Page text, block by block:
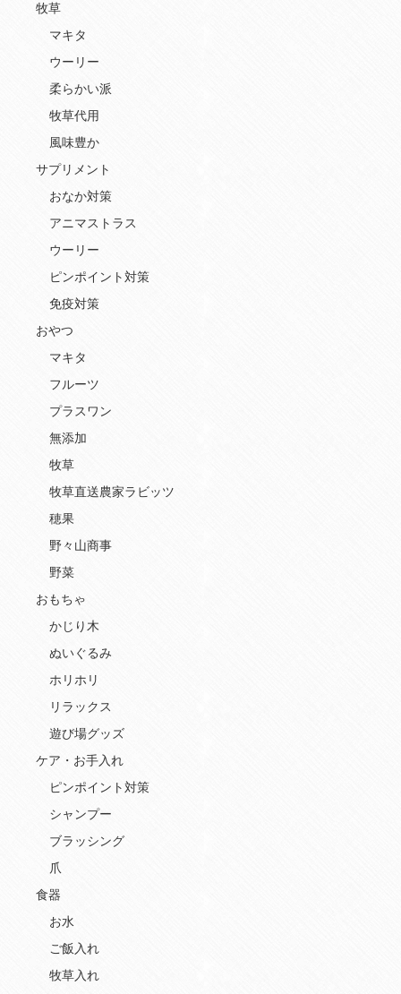
牧草
マキタ
ウーリー
柔らかい派
牧草代用
風味豊か
サプリメント
おなか対策
アニマストラス
ウーリー
ピンポイント対策
免疫対策
おやつ
マキタ
フルーツ
プラスワン
無添加
牧草
牧草直送農家ラビッツ
穂果
野々山商事
野菜
おもちゃ
かじり木
ぬいぐるみ
ホリホリ
リラックス
遊び場グッズ
ケア・お手入れ
ピンポイント対策
シャンプー
ブラッシング
爪
食器
お水
ご飯入れ
牧草入れ